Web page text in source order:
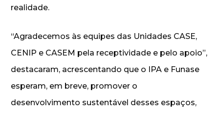
realidade.
“Agradecemos às equipes das Unidades CASE,
CENIP e CASEM pela receptividade e pelo apoio”,
destacaram, acrescentando que o IPA e Funase
esperam, em breve, promover o
desenvolvimento sustentável desses espaços,